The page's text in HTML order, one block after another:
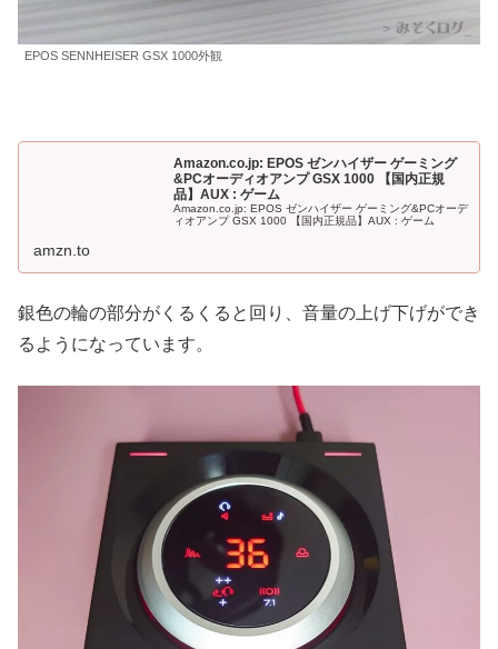
EPOS SENNHEISER GSX 1000外観
Amazon.co.jp: EPOS ゼンハイザー ゲーミング
&PCオーディオアンプ GSX 1000 【国内正規
品】AUX : ゲーム
Amazon.co.jp: EPOS ゼンハイザー ゲーミング&PCオーデ
ィオアンプ GSX 1000 【国内正規品】AUX : ゲーム
amzn.to
銀色の輪の部分がくるくると回り、音量の上げ下げができ
るようになっています。